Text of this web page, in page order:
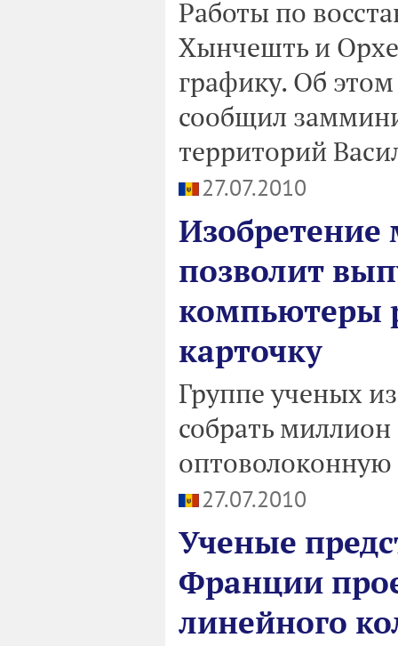
Работы по
Хынчешть и
графику. Об
сообщил
территорий
27.07.2010
Изобретение
позволит
компьютеры
карточку
Группе ученых
собрать
оптоволоконную
27.07.2010
Ученые
Франции
линейного